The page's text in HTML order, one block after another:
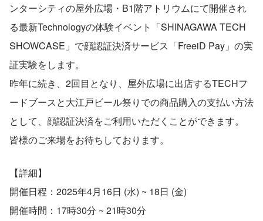
ンターシティの屋外広場・B1階アトリウムにて開催され
る最新Technologyの体験イベント「SHINAGAWA TECH
SHOWCASE」で顔認証決済サービス「FreeiD Pay」の実
証実験をします。
昨年に続き、2回目となり、屋外広場に出店するTECHフ
ードブースと大江戸ビール祭りでの商品購入の支払い方法
として、顔認証決済をご利用いただくことができます。
皆様のご来場をお待ちしております。
【詳細】
開催日程：2025年4月16日 (水) ~ 18日 (金)
開催時間：17時30分 ~ 21時30分